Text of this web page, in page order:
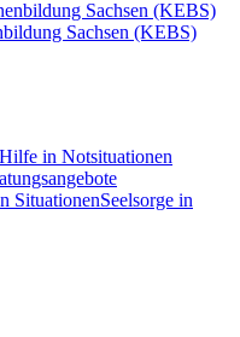
Sachsen (KEBS)
Hilfe in Notsituationen
Seelsorge in